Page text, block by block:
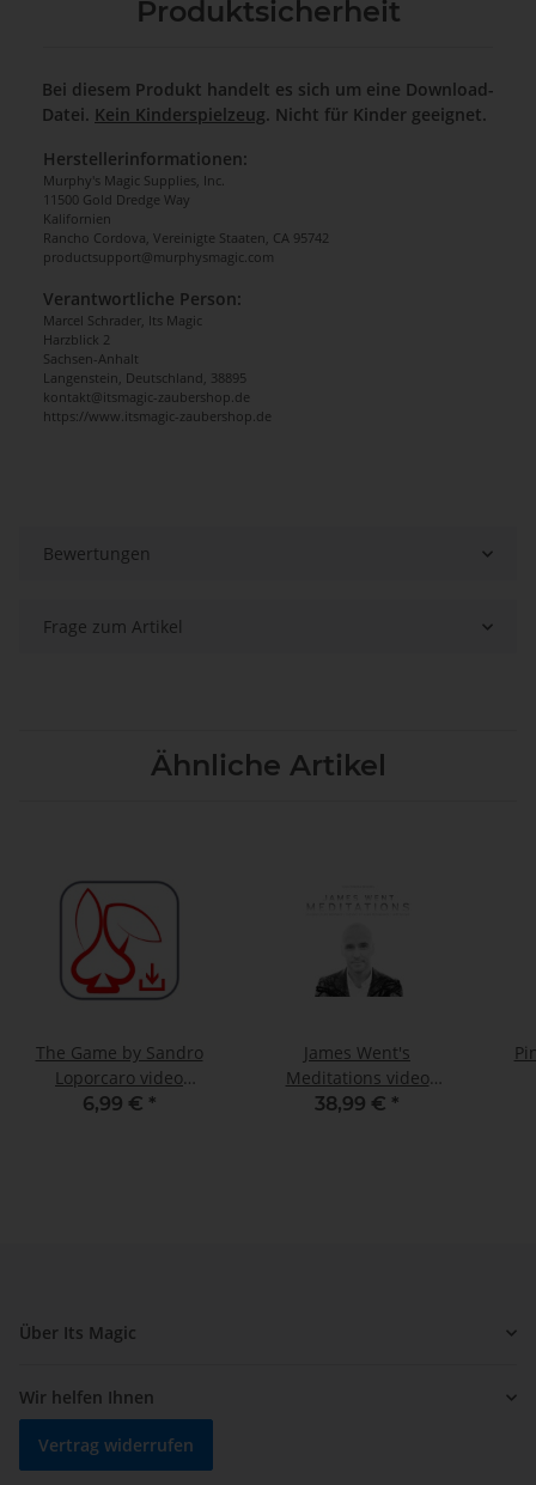
Produktsicherheit
Bei diesem Produkt handelt es sich um eine Download-
Datei. Kein Kinderspielzeug. Nicht für Kinder geeignet.
Herstellerinformationen:
Murphy's Magic Supplies, Inc.
11500 Gold Dredge Way
Kalifornien
Rancho Cordova, Vereinigte Staaten, CA 95742
productsupport@murphysmagic.com
Verantwortliche Person:
Marcel Schrader, Its Magic
Harzblick 2
Sachsen-Anhalt
Langenstein, Deutschland, 38895
kontakt@itsmagic-zaubershop.de
https://www.itsmagic-zaubershop.de
Bewertungen
Frage zum Artikel
Ähnliche Artikel
The Game by Sandro
Loporcaro video
DOWNLOAD
6,99 € *
James Went's
Meditations video
DOWNLOAD
38,99 € *
Über Its Magic
Wir helfen Ihnen
Vertrag widerrufen